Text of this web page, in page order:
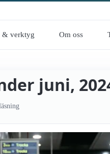
& verktyg Om oss
juni,